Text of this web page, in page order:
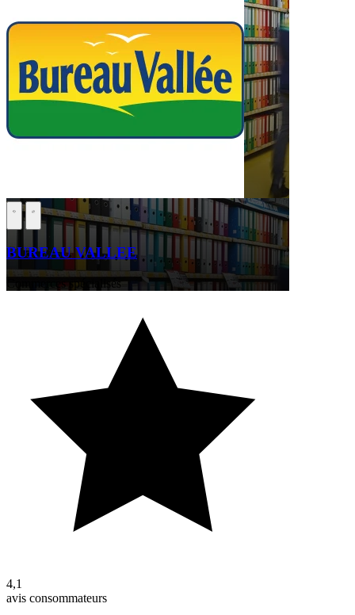
BUREAU VALLEE
Commerces spécialisés
4,1
avis consommateurs